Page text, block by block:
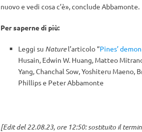
nuovo e vedi cosa c’è», conclude Abbamonte.
Per saperne di più:
Leggi su Naturel’articolo “Pines’
Husain, Edwin W. Huang, Matteo
Yang, Chanchal Sow, Yoshiteru Maeno,
Phillips e Peter Abbamonte
[Edit del 22.08.23, ore 12:50: sostituito il